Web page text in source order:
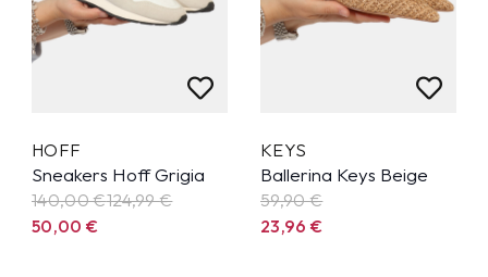
HOFF
Sneakers Hoff Grigia
140,00 €124,99€
50,00€
KEYS
Ballerina Keys Beige
59,90€
23,96€